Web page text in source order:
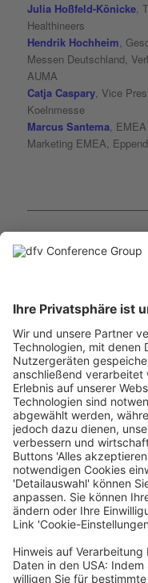
Julia Hoßfeld-Könicke,
Healthineers
Hendrik Hochheim,
Messen Deutschland,
AUMA
Catja Caspary, Vice
Koelnmesse
Marcus Santema, EMEA
Marketing EMEA,
16:35
16:45
Ende des
Ein Business-